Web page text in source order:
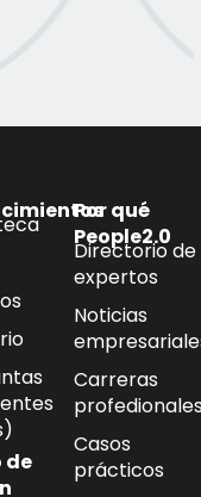
de
Por qué
People2.0
Directorio de
expertos
Noticias
Carreras
Casos
prácticos